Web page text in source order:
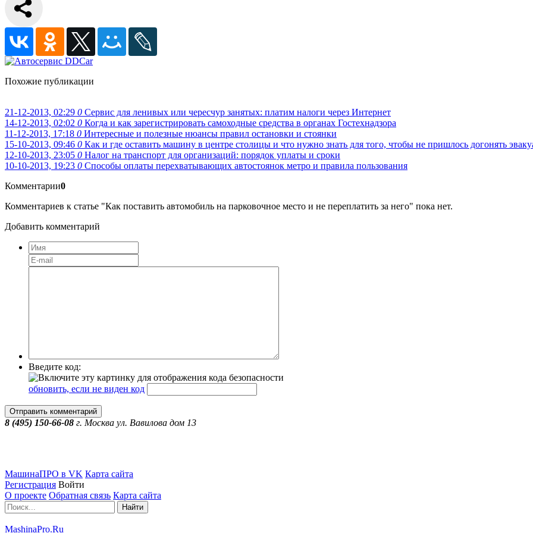
Похожие публикации
21-12-2013, 02:29 0 Сервис для ленивых или чересчур занятых: платим налоги через Интернет
14-12-2013, 02:02 0 Когда и как зарегистрировать самоходные средства в органах Гостехнадзора
11-12-2013, 17:18 0 Интересные и полезные нюансы правил остановки и стоянки
15-10-2013, 09:46 0 Как и где оставить машину в центре столицы и что нужно знать для того, чтобы не пришлось догонять
12-10-2013, 23:05 0 Налог на транспорт для организаций: порядок уплаты и сроки
10-10-2013, 19:23 0 Способы оплаты перехватывающих автостоянок метро и правила пользования
Комментарии0
Комментариев к статье "Как поставить автомобиль на парковочное место и не переплатить за него" пока нет.
Добавить комментарий
Введите код:
обновить, если не виден код
Отправить комментарий
8 (495) 150-66-08 г. Москва ул. Вавилова дом 13
МашинаПРО в VK Карта сайта
Регистрация Войти
О проекте Обратная связь Карта сайта
Найти
MashinaPro.Ru